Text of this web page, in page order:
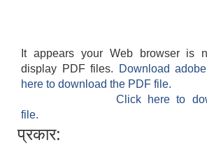
It appears your Web browser is
display PDF files.
Download
here to download the PDF file.
Click here to
file.
प्रकार: